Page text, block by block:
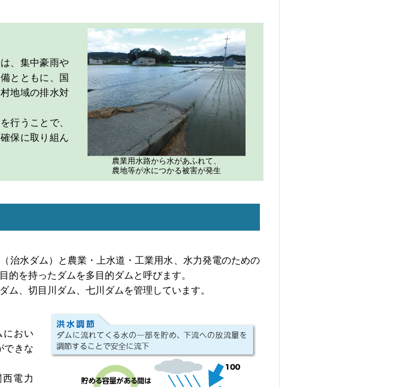
農業用水路から水があふれて、
農地等が水につかる被害が発生
、集中豪雨や
とともに、国
地域の排水対
行うことで、
保に取り組ん
水ダム）と農業・上水道・工業用水、水力発電のための
的を持ったダムを多目的ダムと呼びます。
、切目川ダム、七川ダムを管理しています。
おい
できな
電力